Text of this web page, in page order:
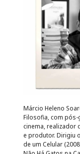
Márcio Heleno
Filosofia, com
cinema, realizador
e produtor. Dirigiu
de um Celular